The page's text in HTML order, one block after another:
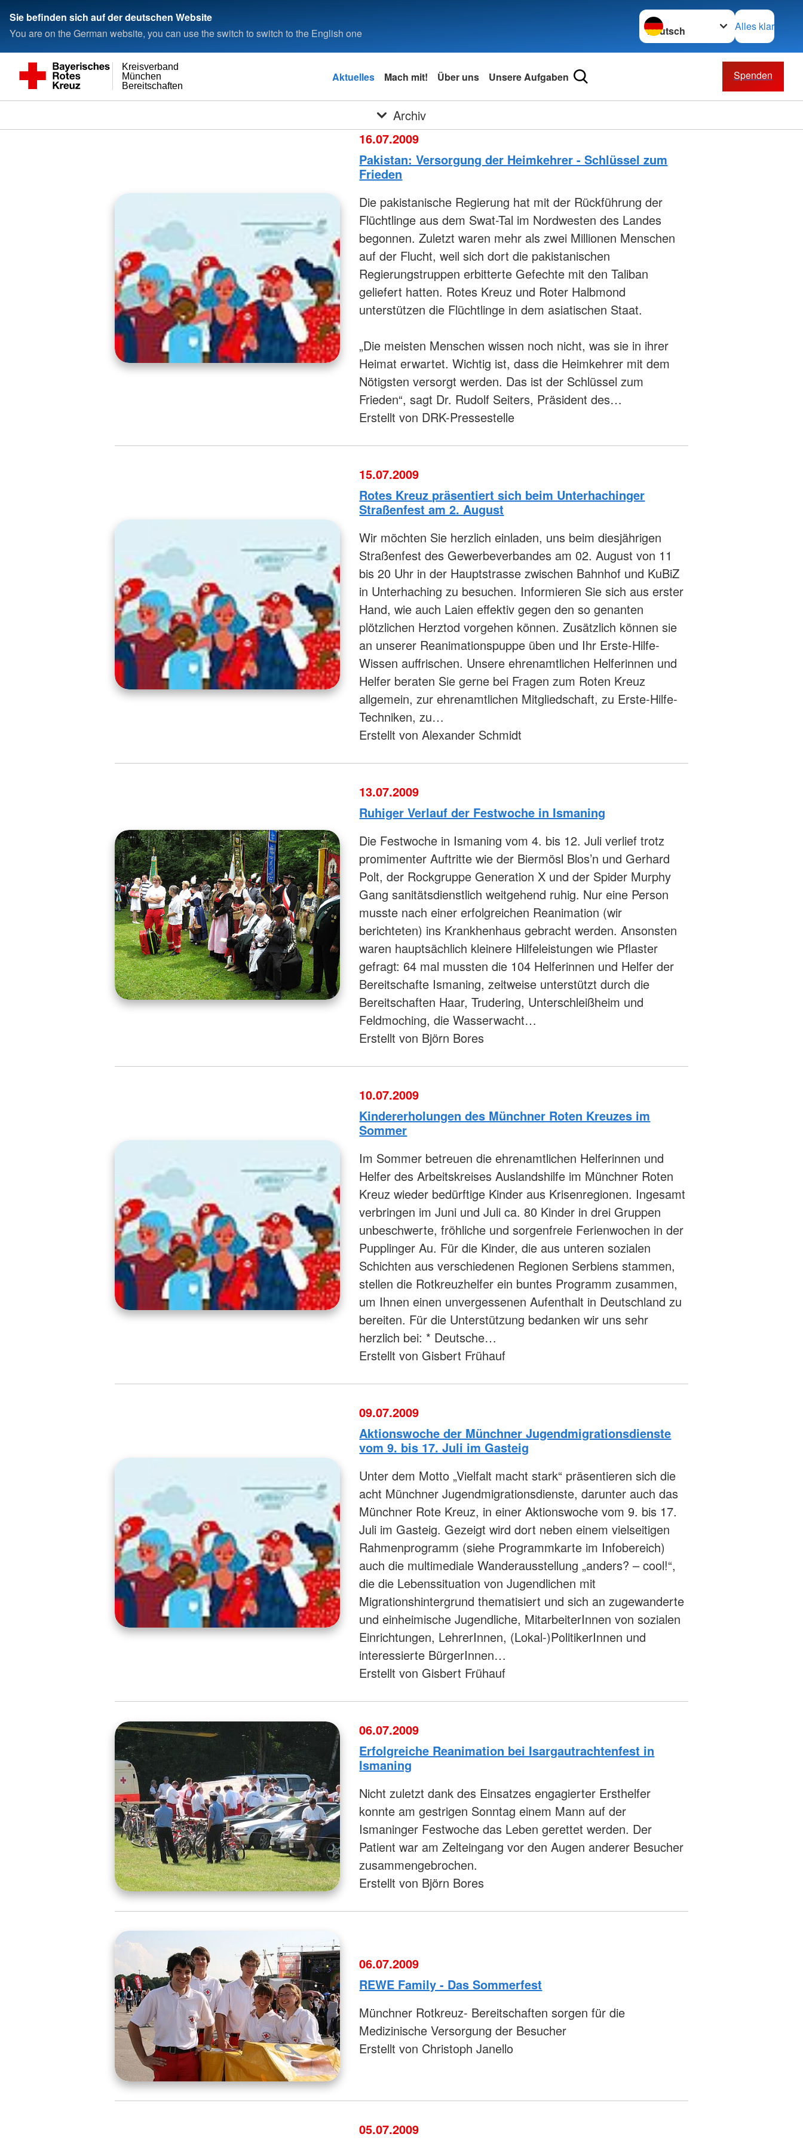
Sie befinden sich auf der deutschen Website
You are on the German website, you can use the switch to switch to the English one
Sprache wechseln zu
Alles klar
Bereitschaften
München
Kreisverband
Aktuelles Mach mit! Über uns Unsere Aufgaben Spenden
Archiv
16.07.2009
Pakistan: Versorgung der Heimkehrer - Schlüssel zum
Frieden
Die pakistanische Regierung hat mit der Rückführung der
Flüchtlinge aus dem Swat-Tal im Nordwesten des Landes
begonnen. Zuletzt waren mehr als zwei Millionen Menschen
auf der Flucht, weil sich dort die pakistanischen
Regierungstruppen erbitterte Gefechte mit den Taliban
geliefert hatten. Rotes Kreuz und Roter Halbmond
unterstützen die Flüchtlinge in dem asiatischen Staat.
„Die meisten Menschen wissen noch nicht, was sie in ihrer
Heimat erwartet. Wichtig ist, dass die Heimkehrer mit dem
Nötigsten versorgt werden. Das ist der Schlüssel zum
Frieden“, sagt Dr. Rudolf Seiters, Präsident des…
Erstellt von DRK-Pressestelle
15.07.2009
Rotes Kreuz präsentiert sich beim Unterhachinger
Straßenfest am 2. August
Wir möchten Sie herzlich einladen, uns beim diesjährigen
Straßenfest des Gewerbeverbandes am 02. August von 11
bis 20 Uhr in der Hauptstrasse zwischen Bahnhof und KuBiZ
in Unterhaching zu besuchen. Informieren Sie sich aus erster
Hand, wie auch Laien effektiv gegen den so genanten
plötzlichen Herztod vorgehen können. Zusätzlich können sie
an unserer Reanimationspuppe üben und Ihr Erste-Hilfe-
Wissen auffrischen. Unsere ehrenamtlichen Helferinnen und
Helfer beraten Sie gerne bei Fragen zum Roten Kreuz
allgemein, zur ehrenamtlichen Mitgliedschaft, zu Erste-Hilfe-
Techniken, zu…
Erstellt von Alexander Schmidt
13.07.2009
Ruhiger Verlauf der Festwoche in Ismaning
Die Festwoche in Ismaning vom 4. bis 12. Juli verlief trotz
promimenter Auftritte wie der Biermösl Blos’n und Gerhard
Polt, der Rockgruppe Generation X und der Spider Murphy
Gang sanitätsdienstlich weitgehend ruhig. Nur eine Person
musste nach einer erfolgreichen Reanimation (wir
berichteten) ins Krankhenhaus gebracht werden. Ansonsten
waren hauptsächlich kleinere Hilfeleistungen wie Pflaster
gefragt: 64 mal mussten die 104 Helferinnen und Helfer der
Bereitschafte Ismaning, zeitweise unterstützt durch die
Bereitschaften Haar, Trudering, Unterschleißheim und
Feldmoching, die Wasserwacht…
Erstellt von Björn Bores
10.07.2009
Kindererholungen des Münchner Roten Kreuzes im
Sommer
Im Sommer betreuen die ehrenamtlichen Helferinnen und
Helfer des Arbeitskreises Auslandshilfe im Münchner Roten
Kreuz wieder bedürftige Kinder aus Krisenregionen. Ingesamt
verbringen im Juni und Juli ca. 80 Kinder in drei Gruppen
unbeschwerte, fröhliche und sorgenfreie Ferienwochen in der
Pupplinger Au. Für die Kinder, die aus unteren sozialen
Schichten aus verschiedenen Regionen Serbiens stammen,
stellen die Rotkreuzhelfer ein buntes Programm zusammen,
um Ihnen einen unvergessenen Aufenthalt in Deutschland zu
bereiten. Für die Unterstützung bedanken wir uns sehr
herzlich bei: * Deutsche…
Erstellt von Gisbert Frühauf
09.07.2009
Aktionswoche der Münchner Jugendmigrationsdienste
vom 9. bis 17. Juli im Gasteig
Unter dem Motto „Vielfalt macht stark“ präsentieren sich die
acht Münchner Jugendmigrationsdienste, darunter auch das
Münchner Rote Kreuz, in einer Aktionswoche vom 9. bis 17.
Juli im Gasteig. Gezeigt wird dort neben einem vielseitigen
Rahmenprogramm (siehe Programmkarte im Infobereich)
auch die multimediale Wanderausstellung „anders? – cool!“,
die die Lebenssituation von Jugendlichen mit
Migrationshintergrund thematisiert und sich an zugewanderte
und einheimische Jugendliche, MitarbeiterInnen von sozialen
Einrichtungen, LehrerInnen, (Lokal-)PolitikerInnen und
interessierte BürgerInnen…
Erstellt von Gisbert Frühauf
06.07.2009
Erfolgreiche Reanimation bei Isargautrachtenfest in
Ismaning
Nicht zuletzt dank des Einsatzes engagierter Ersthelfer
konnte am gestrigen Sonntag einem Mann auf der
Ismaninger Festwoche das Leben gerettet werden. Der
Patient war am Zelteingang vor den Augen anderer Besucher
zusammengebrochen.
Erstellt von Björn Bores
06.07.2009
REWE Family - Das Sommerfest
Münchner Rotkreuz- Bereitschaften sorgen für die
Medizinische Versorgung der Besucher
Erstellt von Christoph Janello
05.07.2009